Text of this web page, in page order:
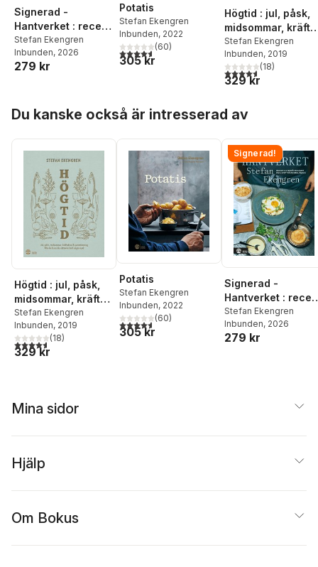
Signerad -
Hantverket : recept
& berättelser om
livet på restaurang
Stefan Ekengren
Inbunden, 2026
279 kr
Potatis
Stefan Ekengren
Inbunden, 2022
4,6utav 5 stjärnor. Totalt antal röster:
(60)
305 kr
Högtid : jul, påsk,
midsommar,
& surströmming :
alla de klassiska
rätterna (och
nya)
Stefan Ekengren
Inbunden, 2019
4,6utav 5 stjärnor.
(18)
329 kr
Du kanske också är intresserad av
Högtid : jul, påsk,
midsommar, kräftor
& surströmming :
alla de klassiska
rätterna (och några
nya)
Stefan Ekengren
Inbunden, 2019
4,6utav 5 stjärnor. Totalt antal röster:
(18)
329 kr
Potatis
Stefan Ekengren
Inbunden, 2022
4,6utav 5 stjärnor. Totalt antal röster:
(60)
305 kr
Signerad!
Signerad -
Hantverket :
& berättelser om
livet på
Stefan Ekengren
Inbunden, 2026
279 kr
Mina sidor
Hjälp
Om Bokus